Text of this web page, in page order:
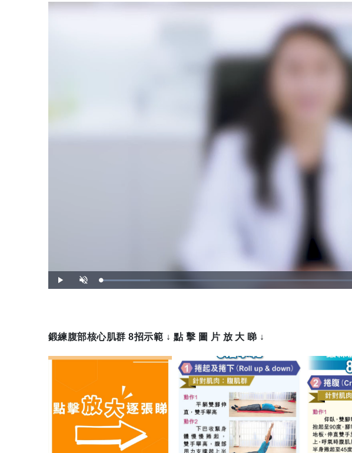
播
放
開
啟
載
入
3
%
鍛練腹部核心肌群 8招示範 ↓ 點 擊 圖 片 放 大 睇 ↓